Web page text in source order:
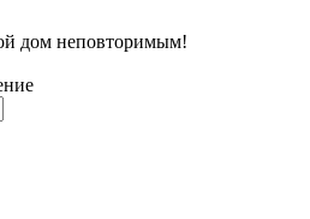
дом неповторимым!